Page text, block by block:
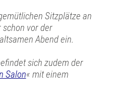
Sitzplätze an
vor der
Abend ein.
sich zudem der
Salon« mit einem